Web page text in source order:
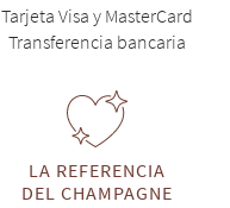
Tarjeta Visa y MasterCard
Transferencia bancaria
LA REFERENCIA
DEL CHAMPAGNE